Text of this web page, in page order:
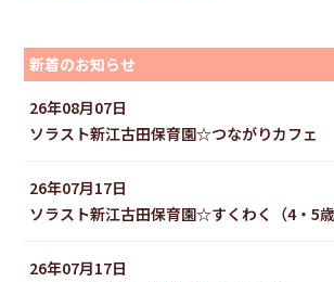
新着のお知らせ
26年08月07日
ソラスト新江古田保育園☆つながりカフェ
26年07月17日
ソラスト新江古田保育園☆すくわく（4・5歳
26年07月17日